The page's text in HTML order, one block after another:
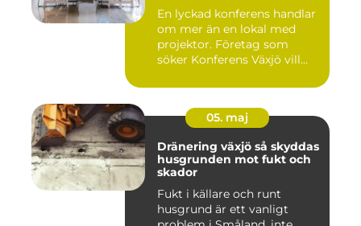
En lyckad konferens handlar
om mer än en lokal med
projektor. Företag som
söker Konferens Växjö vill...
05. maj
Dränering växjö så skyddas
husgrunden mot fukt och
skador
Fukt i källare och runt
husgrund är ett vanligt